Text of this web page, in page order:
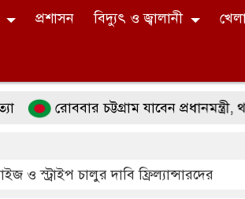
প্রশাসন বিদ্যুৎ ও জ্বালানী
রোববার চট্টগ্রাম যাবেন প্রধানমন্ত্রী, থাকছে
ও স্ট্রাইপ চালুর দাবি ফ্রিল্যান্সারদের